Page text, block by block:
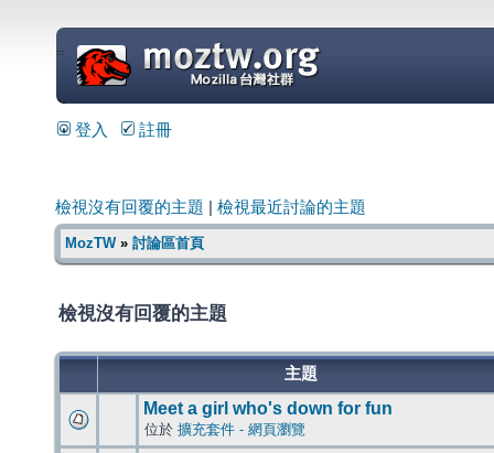
=
登入 註冊
檢視沒有回覆的主題 檢視最近討論的主題
MozTW» 討論區首頁
檢視沒有回覆的主題
主題
Meet a girl who's down for fun
位於 擴充套件 - 網頁瀏覽